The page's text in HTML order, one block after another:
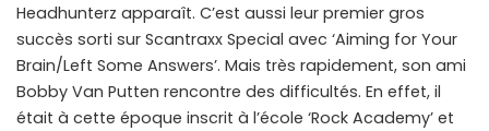
Headhunterz apparaît. C’est aussi leur premier gros
succès sorti sur Scantraxx Special avec ‘Aiming for Your
Brain/Left Some Answers’. Mais très rapidement, son ami
Bobby Van Putten rencontre des difficultés. En effet, il
était à cette époque inscrit à l’école ‘Rock Academy’ et